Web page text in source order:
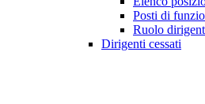
Posti di
Ruolo
Dirigenti cessati